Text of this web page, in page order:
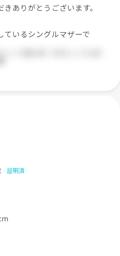
ありがとうございます。
いるシングルマザーで
証明済